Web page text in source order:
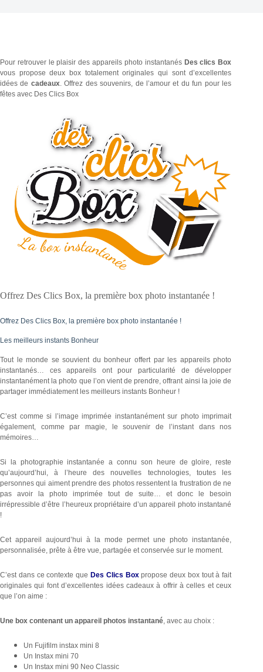
Pour retrouver le plaisir des appareils photo instantanés Des clics Box
vous propose deux box totalement originales qui sont d’excellentes
idées de cadeaux. Offrez des souvenirs, de l’amour et du fun pour les
fêtes avec Des Clics Box
Offrez Des Clics Box, la première box photo instantanée !
Offrez Des Clics Box, la première box photo instantanée !
Les meilleurs instants Bonheur
Tout le monde se souvient du bonheur offert par les appareils photo
instantanés… ces appareils ont pour particularité de développer
instantanément la photo que l’on vient de prendre, offrant ainsi la joie de
partager immédiatement les meilleurs instants Bonheur !
C’est comme si l’image imprimée instantanément sur photo imprimait
également, comme par magie, le souvenir de l’instant dans nos
mémoires…
Si la photographie instantanée a connu son heure de gloire, reste
qu’aujourd’hui, à l’heure des nouvelles technologies, toutes les
personnes qui aiment prendre des photos ressentent la frustration de ne
pas avoir la photo imprimée tout de suite… et donc le besoin
irrépressible d’être l’heureux propriétaire d’un appareil photo instantané
!
Cet appareil aujourd’hui à la mode permet une photo instantanée,
personnalisée, prête à être vue, partagée et conservée sur le moment.
C’est dans ce contexte que Des Clics Boxpropose deux box tout à fait
originales qui font d’excellentes idées cadeaux à offrir à celles et ceux
que l’on aime :
Une box contenant un appareil photos instantané, avec au choix :
Un Fujifilm instax mini 8
Un Instax mini 70
Un Instax mini 90 Neo Classic